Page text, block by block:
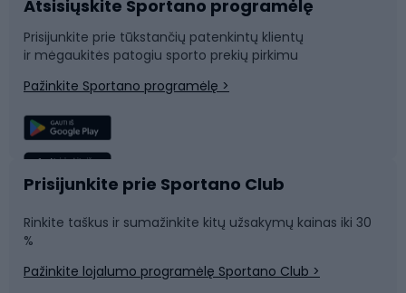
Dviračių dalys
Laipiojimas
Žvejyba
Sportinė medicina
Rogutės ir čiuožynės
Snieglenčių sportas
Plaukimas
Komandinis sportas
Atsisiųskite Sportano programėlę
Prisijunkite prie tūkstančių patenkintų klientų
ir mėgaukitės patogiu sporto prekių pirkimu
Pažinkite Sportano programėlę >
Prisijunkite prie Sportano Club
Rinkite taškus ir sumažinkite kitų užsakymų kainas iki 30
%
Pažinkite lojalumo programėlę Sportano Club >